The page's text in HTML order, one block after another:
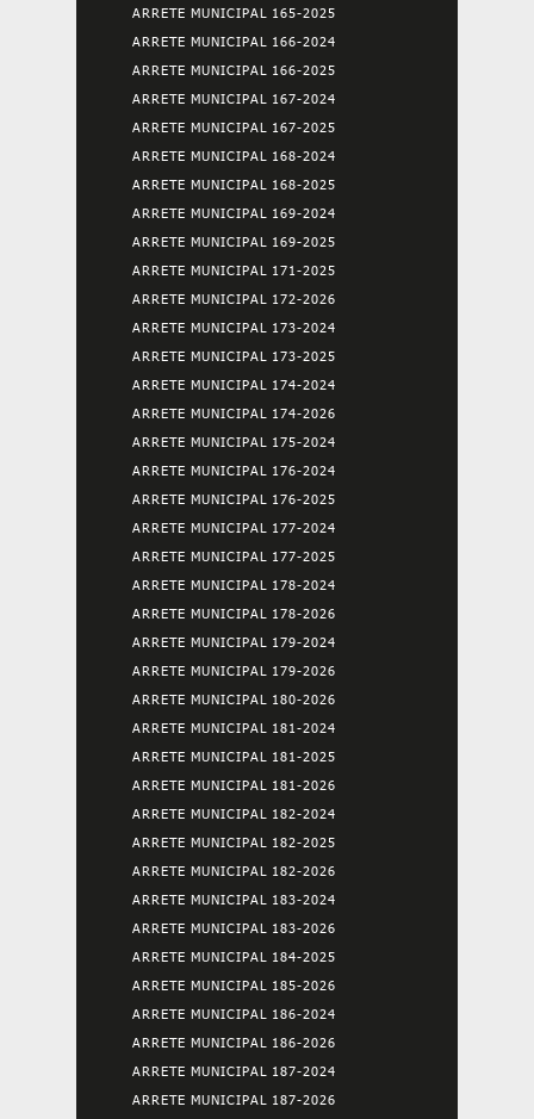
ARRETE MUNICIPAL 165-2025
ARRETE MUNICIPAL 166-2024
ARRETE MUNICIPAL 166-2025
ARRETE MUNICIPAL 167-2024
ARRETE MUNICIPAL 167-2025
ARRETE MUNICIPAL 168-2024
ARRETE MUNICIPAL 168-2025
ARRETE MUNICIPAL 169-2024
ARRETE MUNICIPAL 169-2025
ARRETE MUNICIPAL 171-2025
ARRETE MUNICIPAL 172-2026
ARRETE MUNICIPAL 173-2024
ARRETE MUNICIPAL 173-2025
ARRETE MUNICIPAL 174-2024
ARRETE MUNICIPAL 174-2026
ARRETE MUNICIPAL 175-2024
ARRETE MUNICIPAL 176-2024
ARRETE MUNICIPAL 176-2025
ARRETE MUNICIPAL 177-2024
ARRETE MUNICIPAL 177-2025
ARRETE MUNICIPAL 178-2024
ARRETE MUNICIPAL 178-2026
ARRETE MUNICIPAL 179-2024
ARRETE MUNICIPAL 179-2026
ARRETE MUNICIPAL 180-2026
ARRETE MUNICIPAL 181-2024
ARRETE MUNICIPAL 181-2025
ARRETE MUNICIPAL 181-2026
ARRETE MUNICIPAL 182-2024
ARRETE MUNICIPAL 182-2025
ARRETE MUNICIPAL 182-2026
ARRETE MUNICIPAL 183-2024
ARRETE MUNICIPAL 183-2026
ARRETE MUNICIPAL 184-2025
ARRETE MUNICIPAL 185-2026
ARRETE MUNICIPAL 186-2024
ARRETE MUNICIPAL 186-2026
ARRETE MUNICIPAL 187-2024
ARRETE MUNICIPAL 187-2026